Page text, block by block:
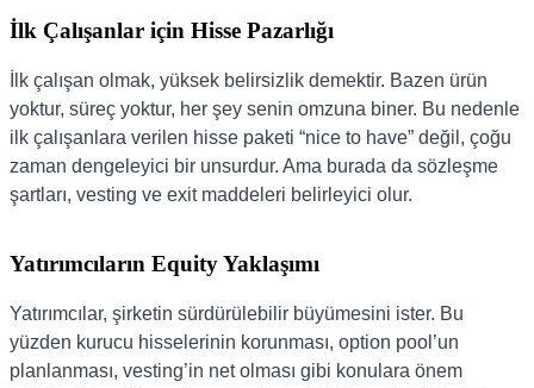
İlk Çalışanlar için Hisse Pazarlığı
İlk çalışan olmak, yüksek belirsizlik demektir. Bazen ürün
yoktur, süreç yoktur, her şey senin omzuna biner. Bu nedenle
ilk çalışanlara verilen hisse paketi “nice to have” değil, çoğu
zaman dengeleyici bir unsurdur. Ama burada da sözleşme
şartları, vesting ve exit maddeleri belirleyici olur.
Yatırımcıların Equity Yaklaşımı
Yatırımcılar, şirketin sürdürülebilir büyümesini ister. Bu
yüzden kurucu hisselerinin korunması, option pool’un
planlanması, vesting’in net olması gibi konulara önem